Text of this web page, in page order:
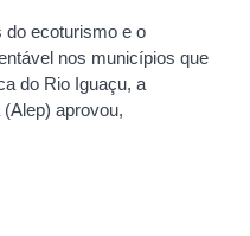
do ecoturismo e o
nos municípios que
do Rio Iguaçu, a
aprovou,